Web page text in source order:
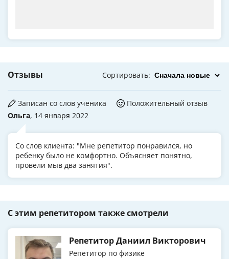
Отзывы Сортировать:
Ольга, 14 января 2022
Записан со слов ученика Положительный отзыв
Со слов клиента: "Мне репетитор понравился, но
ребенку было не комфортно. Объясняет понятно,
провели мыв два занятия".
С этим репетитором также смотрели
Репетитор Даниил Викторович
Репетитор по физике